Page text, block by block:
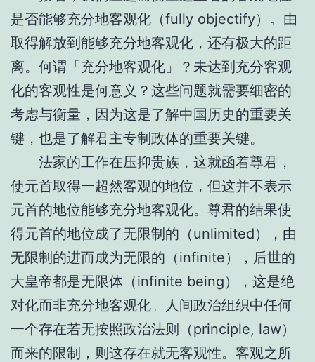
是否能够充分地客观化（fully objectify）。由
取得解放到能够充分地客观化，还有极大的距
离。何谓「充分地客观化」？未达到充分客观
化的客观性是何意义？这些问题就需要细密的
考虑与衡量，因为这是了解中国历史的重要关
键，也是了解君主专制政体的重要关键。
法家的工作在压抑贵族，这就函着尊君，
使元首取得一超然客观的地位，但这并不表示
元首的地位能够充分地客观化。尊君的结果使
得元首的地位成了无限制的（unlimited），由
无限制的进而成为无限的（infinite），后世的
大皇帝都是无限体（infinite being），这是绝
对化而非充分地客观化。人间政治组织中任何
一个存在若无按照政治法则（principle, law）
而来的限制，则这存在就无客观性。客观之所